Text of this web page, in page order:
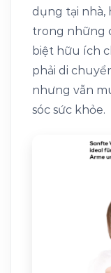
dụng tại nhà,
trong những
biệt hữu ích
phải di
nhưng vẫn
sóc sức khỏe.